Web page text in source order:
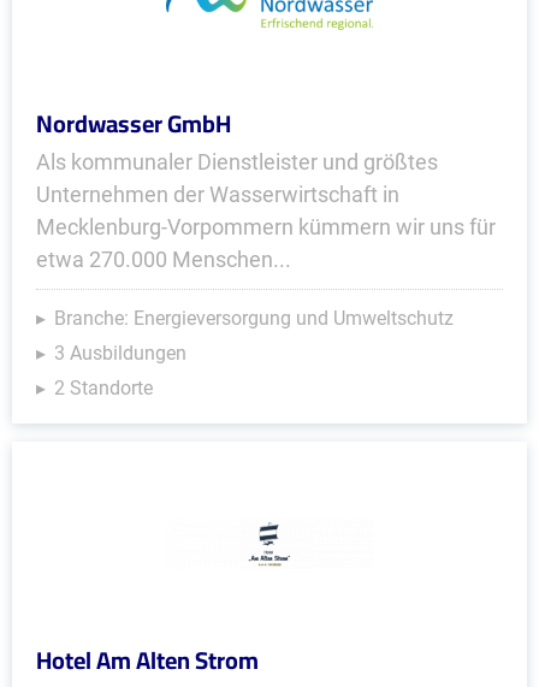
Nordwasser GmbH
Als kommunaler Dienstleister und größtes
Unternehmen der Wasserwirtschaft in
Mecklenburg-Vorpommern kümmern wir uns für
etwa 270.000 Menschen...
Branche: Energieversorgung und Umweltschutz
3 Ausbildungen
2 Standorte
Hotel Am Alten Strom